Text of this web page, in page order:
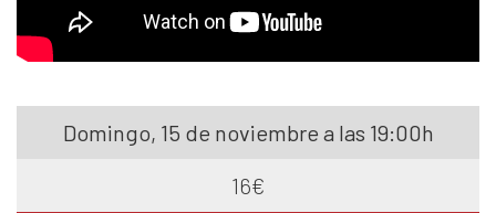
Domingo, 15 de noviembre a las 19:00h
16€